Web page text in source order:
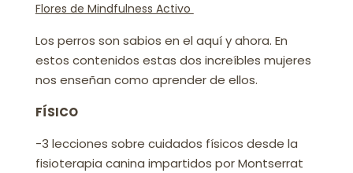
Flores de Mindfulness Activo
Los perros son sabios en el aquí y ahora. En
estos contenidos estas dos increíbles mujeres
nos enseñan como aprender de ellos.
FÍSICO
-3 lecciones sobre cuidados físicos desde la
fisioterapia canina impartidos por Montserrat